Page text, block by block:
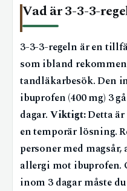
Vad är 3-3-3-
3-3-3-regeln är en
som ibland
tandläkarbesök. Den
ibuprofen (400 mg) 3
dagar. Viktigt:Detta är
en temporär lösning.
personer med
allergi mot ibuprofen.
inom 3 dagar måste